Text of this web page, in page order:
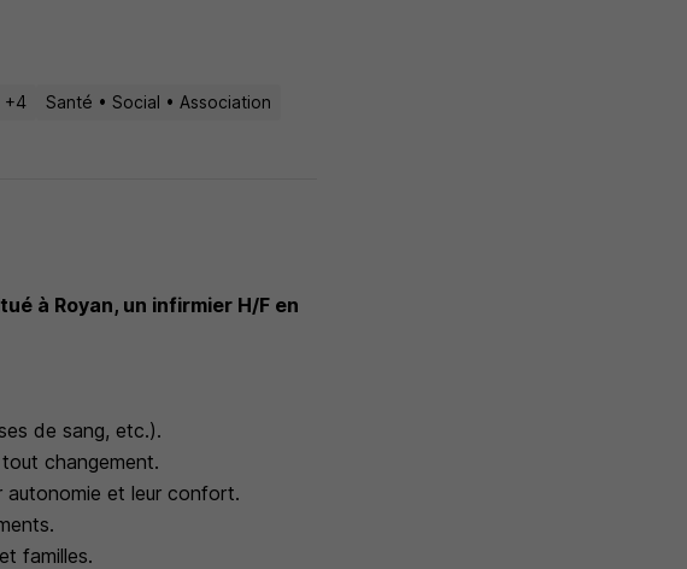
+4 Santé • Social • Association
à Royan, un infirmier H/F en
de sang, etc.).
changement.
autonomie et leur confort.
familles.